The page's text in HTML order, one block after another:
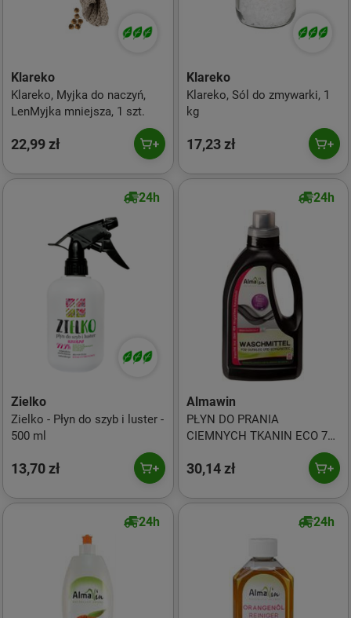
Klareko
Klareko, Myjka do naczyń,
LenMyjka mniejsza, 1 szt.
22,99 zł
Klareko
Klareko, Sól do zmywarki, 1
kg
17,23 zł
24h
Zielko
Zielko - Płyn do szyb i luster -
500 ml
13,70 zł
24h
Almawin
PŁYN DO PRANIA
CIEMNYCH TKANIN ECO 750
30,14 zł
24h 24h